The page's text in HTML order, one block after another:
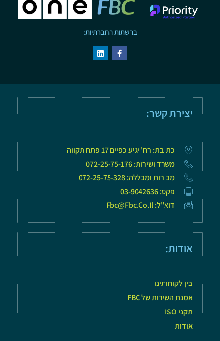
ברשתות החברתיות:
יצירת קשר:
כתובת: רח' יגיע כפיים 17 פתח תקווה
משרד ושירות: 072-25-75-176
מכירות ומכללה: 072-25-75-328
פקס: 03-9042636
דוא"ל: Fbc@fbc.co.il
אודות:
בין לקוחותינו
אמנת השירות של FBC
תקני ISO
אודות